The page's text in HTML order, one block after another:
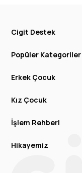
Cigit Destek
Popüler Kategoriler
Erkek Çocuk
Kız Çocuk
İşlem Rehberi
Hikayemiz